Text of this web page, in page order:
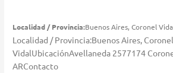
Localidad / Provincia:Buenos Aires, Coronel
Localidad / Provincia:Buenos Aires, Coronel
VidalUbicaciónAvellaneda 2577174
ARContacto